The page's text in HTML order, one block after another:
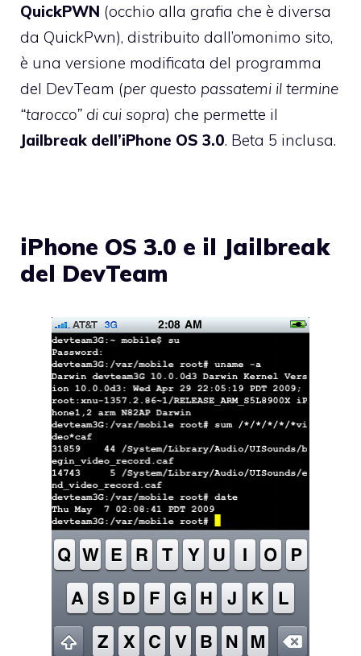
QuickPWN (occhio alla grafia che è diversa
da QuickPwn), distribuito dall’omonimo sito,
è una versione modificata del programma
del DevTeam (per questo passatemi il termine
“tarocco” di cui sopra) che permette il
Jailbreak dell’iPhone OS 3.0. Beta 5 inclusa.
iPhone OS 3.0 e il Jailbreak
del DevTeam